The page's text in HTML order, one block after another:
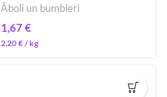
Āboli un bumbieri
€
2,20€/